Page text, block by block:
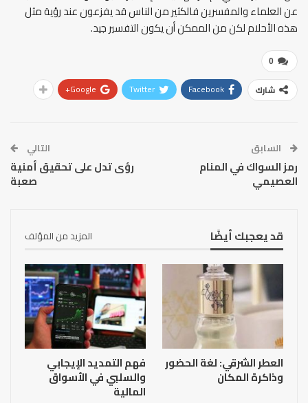
عن العلماء والمفسرين فالكثير من الناس قد يفزعون عند رؤية مثل
هذه الأحلام لكن من الممكن أن يكون التفسير جيد.
0
شارك Facebook
Twitter
Google+
السابق
رمز السواك في المنام
العصيمي
التالي
رؤى تدل على تحقيق أمنية
صعبة
قد يعجبك أيضًا المزيد من المؤلف
العطر الشرقي: لغة الحضور
وذاكرة المكان
فهم التمديد الإيجابي
والسلبي في الأسواق
المالية